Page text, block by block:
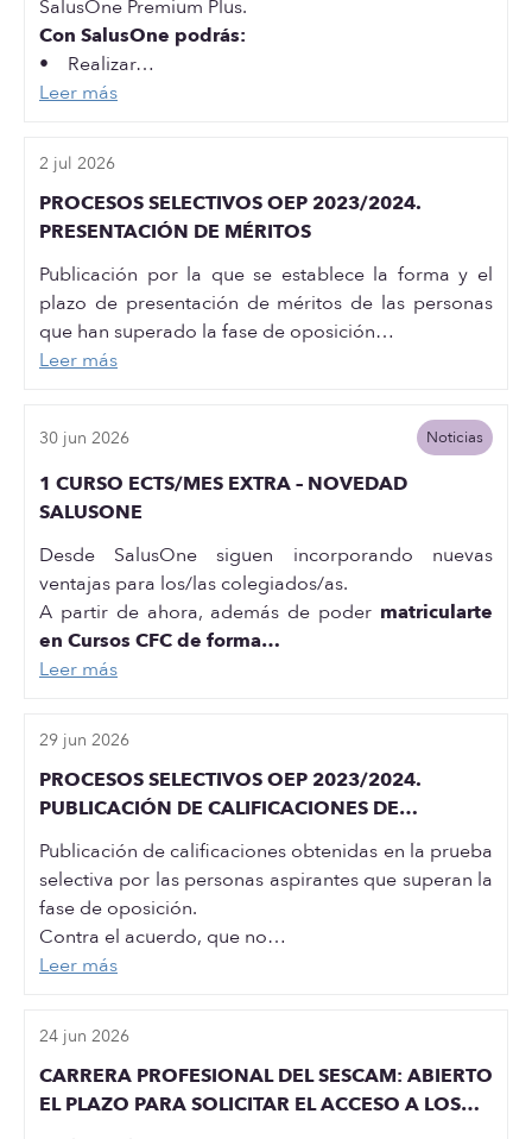
SalusOne Premium Plus.
Con SalusOne podrás:
• Realizar…
Leer más
2 jul 2026
PROCESOS SELECTIVOS OEP 2023/2024.
PRESENTACIÓN DE MÉRITOS
Publicación por la que se establece la forma y el
plazo de presentación de méritos de las personas
que han superado la fase de oposición…
Leer más
30 jun 2026 Noticias
1 CURSO ECTS/MES EXTRA – NOVEDAD
SALUSONE
Desde SalusOne siguen incorporando nuevas
ventajas para los/las colegiados/as.
A partir de ahora, además de poder matricularte
en Cursos CFC de forma…
Leer más
29 jun 2026
PROCESOS SELECTIVOS OEP 2023/2024.
PUBLICACIÓN DE CALIFICACIONES DE
ENFERMERÍA
Publicación de calificaciones obtenidas en la prueba
selectiva por las personas aspirantes que superan la
fase de oposición.
Contra el acuerdo, que no…
Leer más
24 jun 2026
CARRERA PROFESIONAL DEL SESCAM: ABIERTO
EL PLAZO PARA SOLICITAR EL ACCESO A LOS